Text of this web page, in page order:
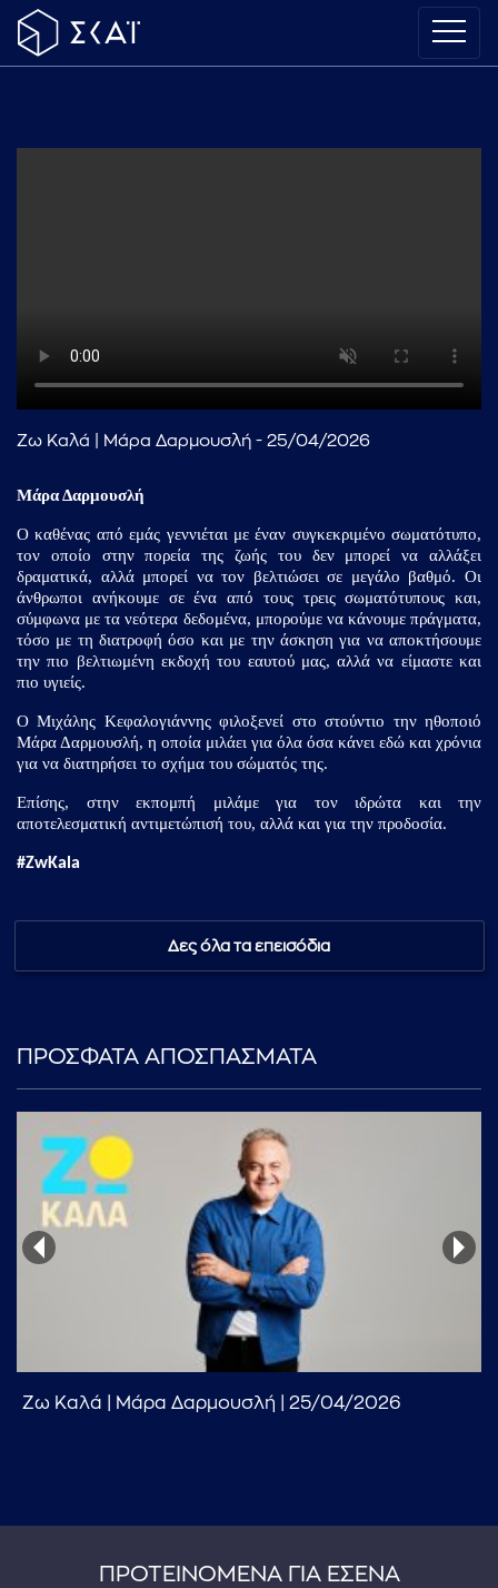
...πληκτρολογήστε κείμενο προς αναζήτηση
Ζω Καλά | Μάρα Δαρμουσλή - 25/04/2026
Μάρα Δαρμουσλή
Ο καθένας από εμάς γεννιέται με έναν συγκεκριμένο σωματότυπο,
τον οποίο στην πορεία της ζωής του δεν μπορεί να αλλάξει
δραματικά, αλλά μπορεί να τον βελτιώσει σε μεγάλο βαθμό. Οι
άνθρωποι ανήκουμε σε ένα από τους τρεις σωματότυπους και,
σύμφωνα με τα νεότερα δεδομένα, μπορούμε να κάνουμε πράγματα,
τόσο με τη διατροφή όσο και με την άσκηση για να αποκτήσουμε
την πιο βελτιωμένη εκδοχή του εαυτού μας, αλλά να είμαστε και
πιο υγιείς.
Ο Μιχάλης Κεφαλογιάννης φιλοξενεί στο στούντιο την ηθοποιό
Μάρα Δαρμουσλή, η οποία μιλάει για όλα όσα κάνει εδώ και χρόνια
για να διατηρήσει το σχήμα του σώματός της.
Επίσης, στην εκπομπή μιλάμε για τον ιδρώτα και την
αποτελεσματική αντιμετώπισή του, αλλά και για την προδοσία.
#ZwKala
Δες όλα τα επεισόδια
ΠΡΟΣΦΑΤΑ ΑΠΟΣΠΑΣΜΑΤΑ
Ζω Καλά | Μάρα Δαρμουσλή | 25/04/2026
ΠΡΟΤΕΙΝΟΜΕΝΑ ΓΙΑ ΕΣΕΝΑ